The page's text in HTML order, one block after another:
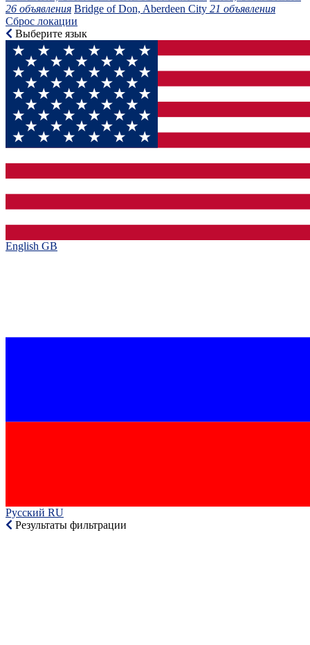
26 объявления Bridge of Don, Aberdeen City 21 объявления
Сброс локации
Выберите язык
English GB‎
Русский RU‎
Результаты фильтрации